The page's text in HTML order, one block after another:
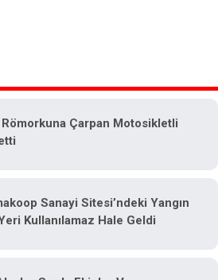
Çarpan Motosikletli
Sanayi Sitesi’ndeki Yangın
Kullanılamaz Hale Geldi